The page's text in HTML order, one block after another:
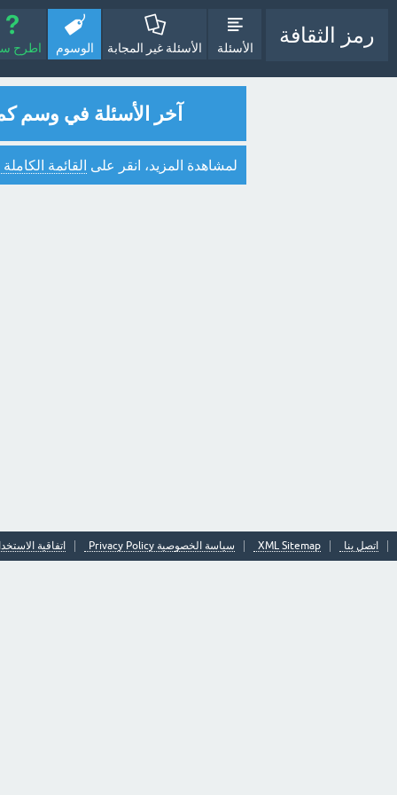
رمز الثقافة
الأسئلة الأسئلة غير المجابة الوسوم اطرح
آخر الأسئلة في وسم
لمشاهدة المزيد، انقر على القائمة
اتصل بنا XML Sitemap سياسة الخصوصية Privacy Policy اتفاقية